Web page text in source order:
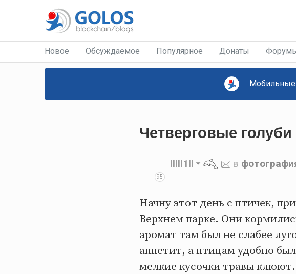
Новое Обсуждаемое Популярное Донаты
Мобильные
Четверговые голуби
95
lllll1ll в
Начну этот день с птичек,
Верхнем парке. Они
аромат там был не слабее
аппетит, а птицам удобно
мелкие кусочки травы клюют.